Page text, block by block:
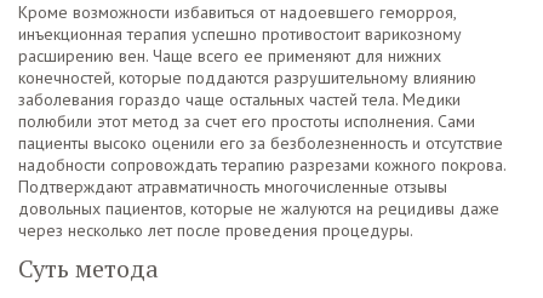
Кроме возможности избавиться от надоевшего геморроя,
инъекционная терапия успешно противостоит варикозному
расширению вен. Чаще всего ее применяют для нижних
конечностей, которые поддаются разрушительному влиянию
заболевания гораздо чаще остальных частей тела. Медики
полюбили этот метод за счет его простоты исполнения. Сами
пациенты высоко оценили его за безболезненность и отсутствие
надобности сопровождать терапию разрезами кожного покрова.
Подтверждают атравматичность многочисленные отзывы
довольных пациентов, которые не жалуются на рецидивы даже
через несколько лет после проведения процедуры.
Суть метода